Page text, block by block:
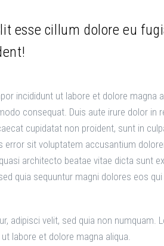
esse cillum dolore eu
incididunt ut labore et dolore magna
consequat. Duis aute irure dolor in
cupidatat non proident, sunt in
error sit voluptatem accusantium
architecto beatae vitae dicta sunt
quia sequuntur magni dolores eos
adipisci velit, sed quia non numquam.
labore et dolore magna aliqua.